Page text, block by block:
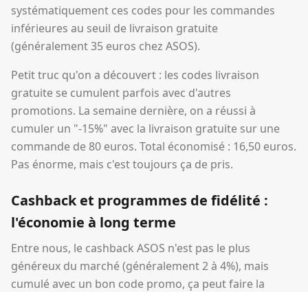
systématiquement ces codes pour les commandes
inférieures au seuil de livraison gratuite
(généralement 35 euros chez ASOS).
Petit truc qu'on a découvert : les codes livraison
gratuite se cumulent parfois avec d'autres
promotions. La semaine dernière, on a réussi à
cumuler un "-15%" avec la livraison gratuite sur une
commande de 80 euros. Total économisé : 16,50 euros.
Pas énorme, mais c'est toujours ça de pris.
Cashback et programmes de fidélité :
l'économie à long terme
Entre nous, le cashback ASOS n'est pas le plus
généreux du marché (généralement 2 à 4%), mais
cumulé avec un bon code promo, ça peut faire la